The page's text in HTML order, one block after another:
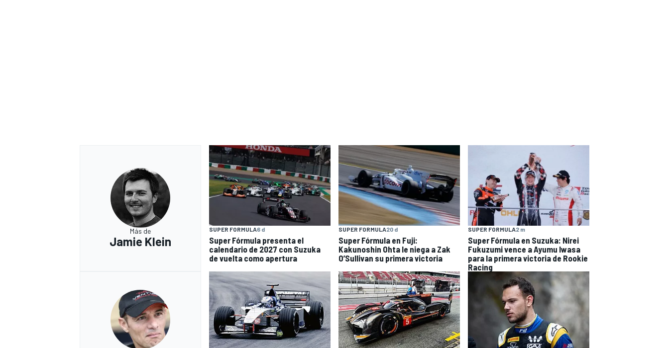
Más de
Jamie Klein
SUPER FORMULA6 d
Super Fórmula presenta el
calendario de 2027 con Suzuka
de vuelta como apertura
SUPER FORMULA20 d
Super Fórmula en Fuji:
Kakunoshin Ohta le niega a Zak
O’Sullivan su primera victoria
SUPER FORMULA2 m
Super Fórmula en Suzuka: Nirei
Fukuzumi vence a Ayumu Iwasa
para la primera victoria de Rookie
Racing